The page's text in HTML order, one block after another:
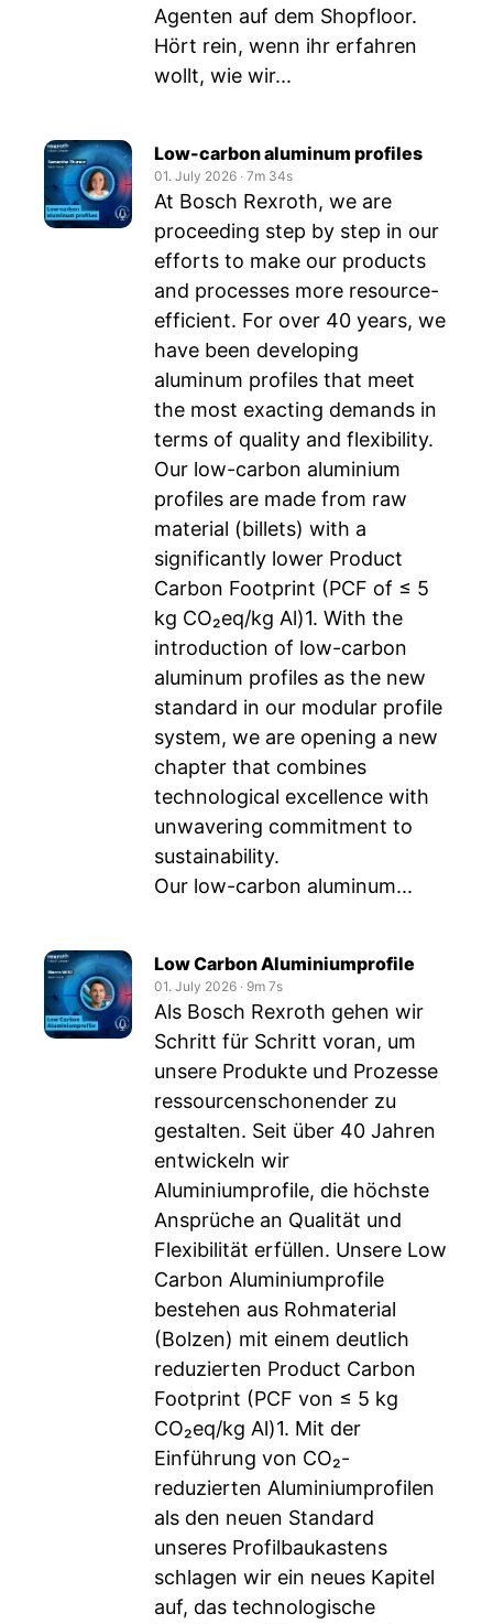
Agenten auf dem Shopfloor.
Hört rein, wenn ihr erfahren
wollt, wie wir...
Low-carbon aluminum profiles
01. July 2026 ‧ 7m 34s
At Bosch Rexroth, we are
proceeding step by step in our
efforts to make our products
and processes more resource-
efficient. For over 40 years, we
have been developing
aluminum profiles that meet
the most exacting demands in
terms of quality and flexibility.
Our low-carbon aluminium
profiles are made from raw
material (billets) with a
significantly lower Product
Carbon Footprint (PCF of ≤ 5
kg CO₂eq/kg Al)1. With the
introduction of low-carbon
aluminum profiles as the new
standard in our modular profile
system, we are opening a new
chapter that combines
technological excellence with
unwavering commitment to
sustainability.
Our low-carbon aluminum...
Low Carbon Aluminiumprofile
01. July 2026 ‧ 9m 7s
Als Bosch Rexroth gehen wir
Schritt für Schritt voran, um
unsere Produkte und Prozesse
ressourcenschonender zu
gestalten. Seit über 40 Jahren
entwickeln wir
Aluminiumprofile, die höchste
Ansprüche an Qualität und
Flexibilität erfüllen. Unsere Low
Carbon Aluminiumprofile
bestehen aus Rohmaterial
(Bolzen) mit einem deutlich
reduzierten Product Carbon
Footprint (PCF von ≤ 5 kg
CO₂eq/kg Al)1. Mit der
Einführung von CO₂-
reduzierten Aluminiumprofilen
als den neuen Standard
unseres Profilbaukastens
schlagen wir ein neues Kapitel
auf, das technologische